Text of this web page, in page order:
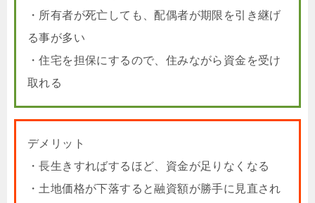
・所有者が死亡しても、配偶者が期限を引き継げ
る事が多い
・住宅を担保にするので、住みながら資金を受け
取れる
デメリット
・長生きすればするほど、資金が足りなくなる
・土地価格が下落すると融資額が勝手に見直され